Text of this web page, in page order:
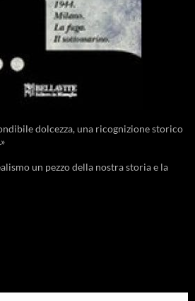
dolcezza, una ricognizione storico
un pezzo della nostra storia e la